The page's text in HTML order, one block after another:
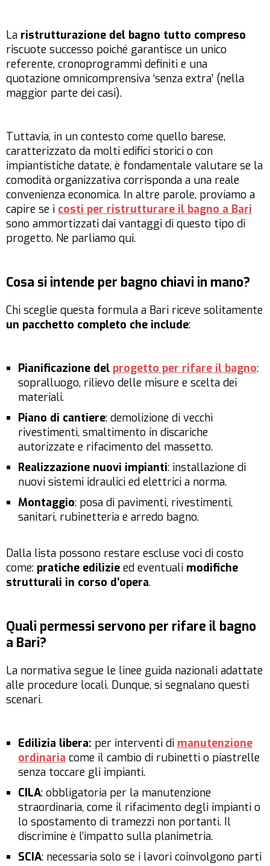
La ristrutturazione del bagno tutto compreso
riscuote successo poiché garantisce un unico
referente, cronoprogrammi definiti e una
quotazione omnicomprensiva ‘senza extra’ (nella
maggior parte dei casi).
Tuttavia, in un contesto come quello barese,
caratterizzato da molti edifici storici o con
impiantistiche datate, è fondamentale valutare se la
comodità organizzativa corrisponda a una reale
convenienza economica. In altre parole, proviamo a
capire se i costi per ristrutturare il bagno a Bari
sono ammortizzati dai vantaggi di questo tipo di
progetto. Ne parliamo qui.
Cosa si intende per bagno chiavi in mano?
Chi sceglie questa formula a Bari riceve solitamente
un pacchetto completo che include:
Pianificazione del progetto per rifare il bagno:
sopralluogo, rilievo delle misure e scelta dei
materiali.
Piano di cantiere: demolizione di vecchi
rivestimenti, smaltimento in discariche
autorizzate e rifacimento del massetto.
Realizzazione nuovi impianti: installazione di
nuovi sistemi idraulici ed elettrici a norma.
Montaggio: posa di pavimenti, rivestimenti,
sanitari, rubinetteria e arredo bagno.
Dalla lista possono restare escluse voci di costo
come: pratiche edilizie ed eventuali modifiche
strutturali in corso d’opera.
Quali permessi servono per rifare il bagno
a Bari?
La normativa segue le linee guida nazionali adattate
alle procedure locali. Dunque, si segnalano questi
scenari.
Edilizia libera: per interventi di manutenzione
ordinaria come il cambio di rubinetti o piastrelle
senza toccare gli impianti.
CILA: obbligatoria per la manutenzione
straordinaria, come il rifacimento degli impianti o
lo spostamento di tramezzi non portanti. Il
discrimine è l’impatto sulla planimetria.
SCIA: necessaria solo se i lavori coinvolgono parti